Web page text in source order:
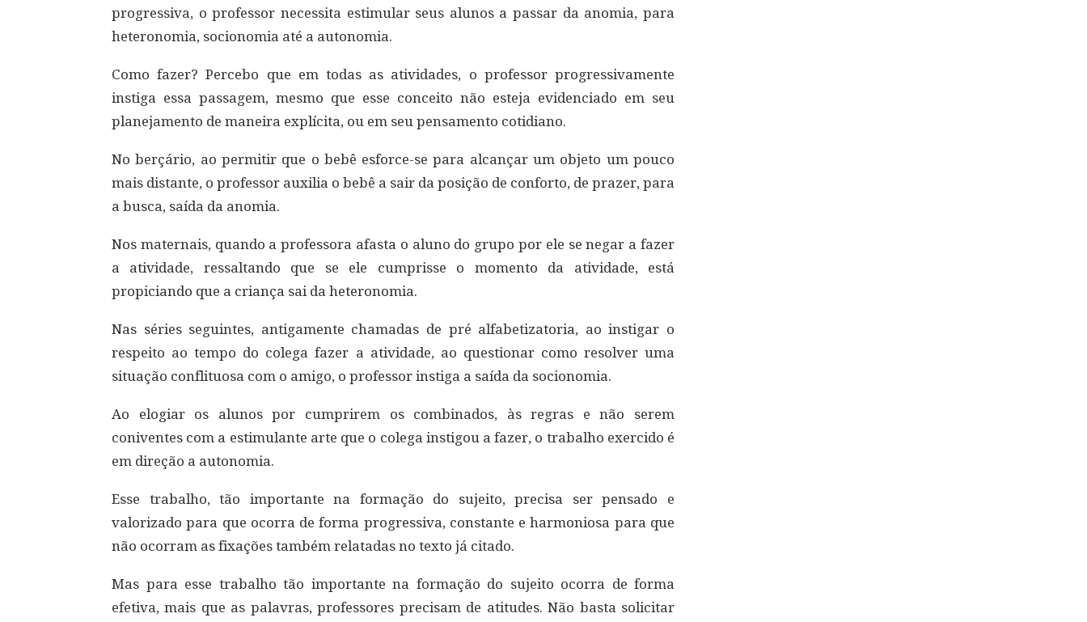
progressiva, o professor necessita estimular seus alunos a passar da anomia, para
heteronomia, socionomia até a autonomia.
Como fazer? Percebo que em todas as atividades, o professor progressivamente
instiga essa passagem, mesmo que esse conceito não esteja evidenciado em seu
planejamento de maneira explícita, ou em seu pensamento cotidiano.
No berçário, ao permitir que o bebê esforce-se para alcançar um objeto um pouco
mais distante, o professor auxilia o bebê a sair da posição de conforto, de prazer, para
a busca, saída da anomia.
Nos maternais, quando a professora afasta o aluno do grupo por ele se negar a fazer
a atividade, ressaltando que se ele cumprisse o momento da atividade, está
propiciando que a criança sai da heteronomia.
Nas séries seguintes, antigamente chamadas de pré alfabetizatoria, ao instigar o
respeito ao tempo do colega fazer a atividade, ao questionar como resolver uma
situação conflituosa com o amigo, o professor instiga a saída da socionomia.
Ao elogiar os alunos por cumprirem os combinados, às regras e não serem
coniventes com a estimulante arte que o colega instigou a fazer, o trabalho exercido é
em direção a autonomia.
Esse trabalho, tão importante na formação do sujeito, precisa ser pensado e
valorizado para que ocorra de forma progressiva, constante e harmoniosa para que
não ocorram as fixações também relatadas no texto já citado.
Mas para esse trabalho tão importante na formação do sujeito ocorra de forma
efetiva, mais que as palavras, professores precisam de atitudes. Não basta solicitar